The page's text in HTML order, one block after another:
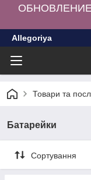
Allegoriya
Товари та
Батарейки
Сортування